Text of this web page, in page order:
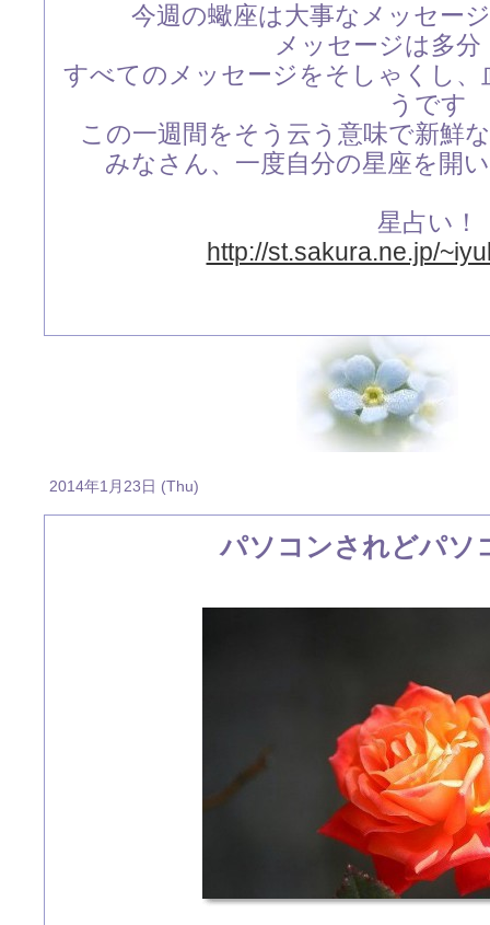
今週の蠍座は大事なメッセー
メッセージは多分
すべてのメッセージをそしゃくし
うです
この一週間をそう云う意味で新鮮
みなさん、一度自分の星座を開
星占い！
http://st.sakura.ne.jp/
2014年1月23日 (Thu)
パソコンされどパソ